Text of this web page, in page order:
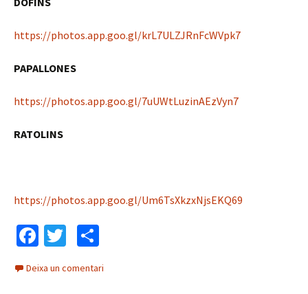
https://photos.app.goo.gl/krL7ULZJRnFcWVpk7
PAPALLONES
https://photos.app.goo.gl/7uUWtLuzinAEzVyn7
RATOLINS
https://photos.app.goo.gl/Um6TsXkzxNjsEKQ69
Fa
b
T
tt
o
m
Deixa un comentari